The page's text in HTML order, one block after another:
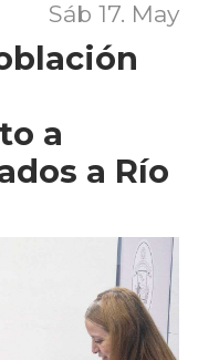
Sáb 17. May
a
a Río